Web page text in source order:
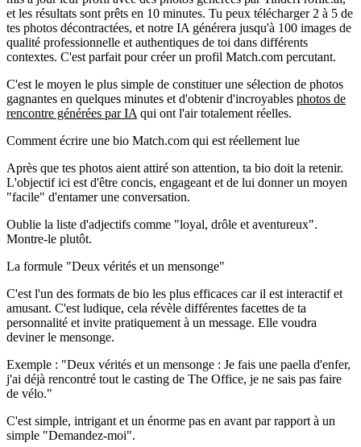
et les résultats sont prêts en 10 minutes. Tu peux télécharger 2 à 5 de
tes photos décontractées, et notre IA générera jusqu'à 100 images de
qualité professionnelle et authentiques de toi dans différents
contextes. C'est parfait pour créer un profil Match.com percutant.
C'est le moyen le plus simple de constituer une sélection de photos
gagnantes en quelques minutes et d'obtenir d'incroyables photos de
rencontre générées par IA qui ont l'air totalement réelles.
Comment écrire une bio Match.com qui est réellement lue
Après que tes photos aient attiré son attention, ta bio doit la retenir.
L'objectif ici est d'être concis, engageant et de lui donner un moyen
"facile" d'entamer une conversation.
Oublie la liste d'adjectifs comme "loyal, drôle et aventureux".
Montre-le plutôt.
La formule "Deux vérités et un mensonge"
C'est l'un des formats de bio les plus efficaces car il est interactif et
amusant. C'est ludique, cela révèle différentes facettes de ta
personnalité et invite pratiquement à un message. Elle voudra
deviner le mensonge.
Exemple : "Deux vérités et un mensonge : Je fais une paella d'enfer,
j'ai déjà rencontré tout le casting de The Office, je ne sais pas faire
de vélo."
C'est simple, intrigant et un énorme pas en avant par rapport à un
simple "Demandez-moi".